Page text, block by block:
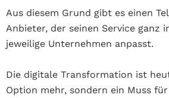
Aus diesem Grund gibt es einen
Anbieter, der seinen Service ganz
jeweilige Unternehmen anpasst.
Die digitale Transformation ist
Option mehr, sondern ein Muss